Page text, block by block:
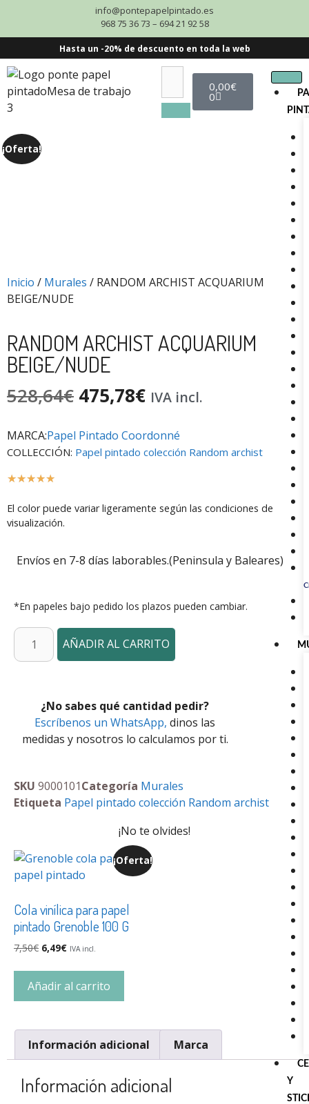
info@pontepapelpintado.es
968 75 36 73 – 694 21 92 58
Hasta un -20% de descuento en toda la web
0,00€
0
Y
¡Oferta!
Inicio / Murales / RANDOM ARCHIST ACQUARIUM
BEIGE/NUDE
RANDOM ARCHIST ACQUARIUM
BEIGE/NUDE
528,64€ 475,78€ IVA incl.
MARCA:Papel Pintado Coordonné
COLLECCIÓN: Papel pintado colección Random archist
☆☆☆☆☆
El color puede variar ligeramente según las condiciones de
visualización.
Envíos en 7-8 días laborables.(Peninsula y Baleares)
*En papeles bajo pedido los plazos pueden cambiar.
AÑADIR AL CARRITO
¿No sabes qué cantidad pedir?
Escríbenos un WhatsApp, dinos las
medidas y nosotros lo calculamos por ti.
SKU 9000101Categoría Murales
Etiqueta Papel pintado colección Random archist
¡No te olvides!
¡Oferta!
Cola vinílica para papel
pintado Grenoble 100 G
7,50€ 6,49€ IVA incl.
Añadir al carrito
Información adicional Marca
Información adicional